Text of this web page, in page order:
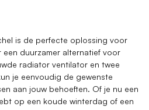
is de perfecte oplossing voor
duurzamer alternatief voor
radiator ventilator en twee
je eenvoudig de gewenste
aan jouw behoeften. Of je nu een
op een koude winterdag of een